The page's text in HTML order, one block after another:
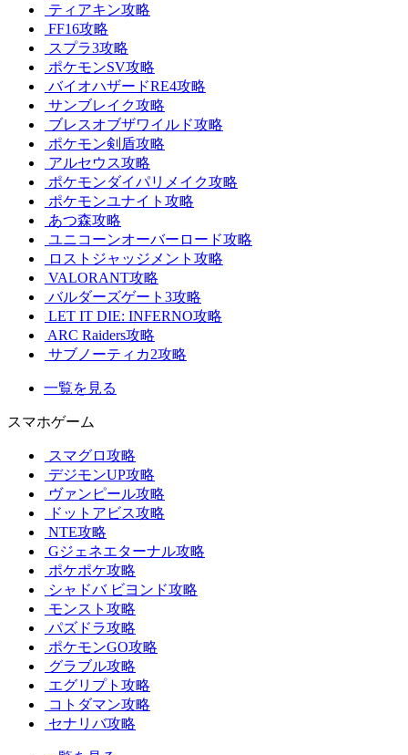
ティアキン攻略
FF16攻略
スプラ3攻略
ポケモンSV攻略
バイオハザードRE4攻略
サンブレイク攻略
ブレスオブザワイルド攻略
ポケモン剣盾攻略
アルセウス攻略
ポケモンダイパリメイク攻略
ポケモンユナイト攻略
あつ森攻略
ユニコーンオーバーロード攻略
ロストジャッジメント攻略
VALORANT攻略
バルダーズゲート3攻略
LET IT DIE: INFERNO攻略
ARC Raiders攻略
サブノーティカ2攻略
一覧を見る
スマホゲーム
スマグロ攻略
デジモンUP攻略
ヴァンピール攻略
ドットアビス攻略
NTE攻略
Gジェネエターナル攻略
ポケポケ攻略
シャドバ ビヨンド攻略
モンスト攻略
パズドラ攻略
ポケモンGO攻略
グラブル攻略
エグリプト攻略
コトダマン攻略
セナリバ攻略